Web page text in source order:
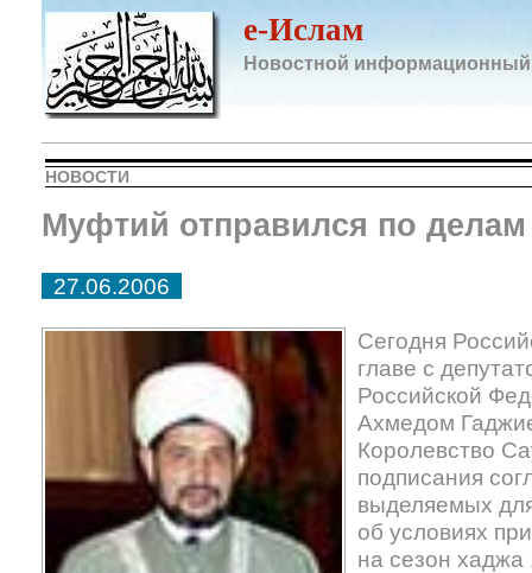
e-Ислам
Новостной информационный
НОВОСТИ
Муфтий отправился по
27.06.2006
Сегодня
главе с
Российской
Ахмедом
Королевство
подписания
выделяемых
об условиях
на сезон